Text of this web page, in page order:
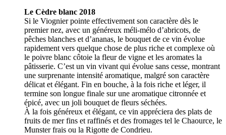
Le Cèdre blanc 2018
Si le Viognier pointe effectivement son caractère dès le
premier nez, avec un généreux méli-mélo d’abricots, de
pêches blanches et d’ananas, le bouquet de ce vin évolue
rapidement vers quelque chose de plus riche et complexe où
le poivre blanc côtoie la fleur de vigne et les aromates la
pâtisserie. C’est un vin vivant qui évolue sans cesse, montrant
une surprenante intensité aromatique, malgré son caractère
délicat et élégant. Fin en bouche, à la fois riche et léger, il
termine son longue finale sur une aromatique citronnée et
épicé, avec un joli bouquet de fleurs séchées.
À la fois généreux et élégant, ce vin appréciera des plats de
fruits de mer fins et raffinés et des fromages tel le Chaource, le
Munster frais ou la Rigotte de Condrieu.